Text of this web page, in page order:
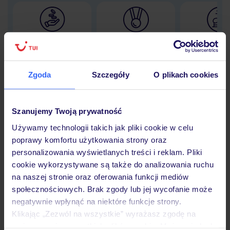
Zgoda Szczegóły O plikach cookies
Szanujemy Twoją prywatność
Używamy technologii takich jak pliki cookie w celu
poprawy komfortu użytkowania strony oraz
personalizowania wyświetlanych treści i reklam. Pliki
cookie wykorzystywane są także do analizowania ruchu
na naszej stronie oraz oferowania funkcji mediów
społecznościowych. Brak zgody lub jej wycofanie może
negatywnie wpłynąć na niektóre funkcje strony.
Klikając „Zezwól na wszystkie” wyrażasz zgodę na
30 lat w
Hotel
Opinie
Pokoje